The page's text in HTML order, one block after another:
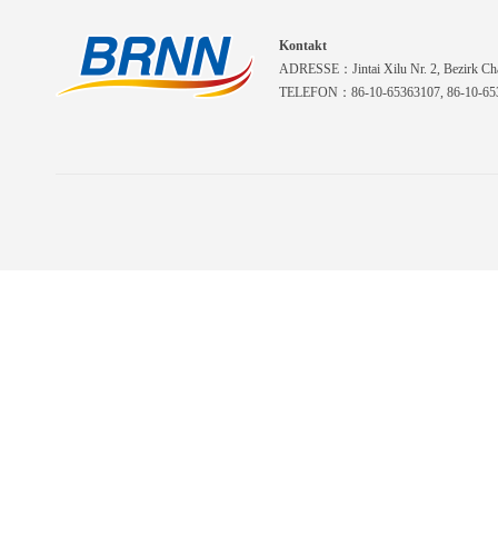
Kontakt
ADRESSE：Jintai Xilu Nr. 2, Bezirk
TELEFON：86-10-65363107, 86-10-